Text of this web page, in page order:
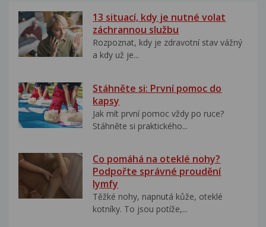
13 situací, kdy je nutné volat
záchrannou službu
Rozpoznat, kdy je zdravotní stav vážný
a kdy už je...
Stáhněte si: První pomoc do
kapsy
Jak mít první pomoc vždy po ruce?
Stáhněte si praktického...
Co pomáhá na oteklé nohy?
Podpořte správné proudění
lymfy
Těžké nohy, napnutá kůže, oteklé
kotníky. To jsou potíže,...